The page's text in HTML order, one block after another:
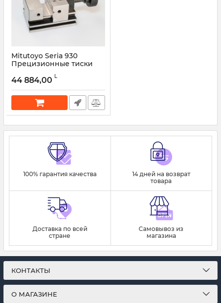
Mitutoyo Seria 930
Прецизионные тиски
Артикул: 930-611
44 884,00 L
100% гарантия качества
14 дней на возврат
товара
Доставка по всей
стране
Самовывоз из
магазина
КОНТАКТЫ
О МАГАЗИНЕ